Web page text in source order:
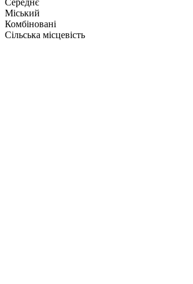
Міський
Комбіновані
Сільська місцевість